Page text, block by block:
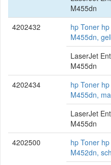
M455dn
4202432
hp Toner
M455dn,
LaserJet
M455dn
4202434
hp Toner
M455dn,
LaserJet
M455dn
4202500
hp Toner
M452dn,